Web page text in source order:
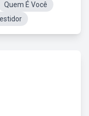
Quem É Você